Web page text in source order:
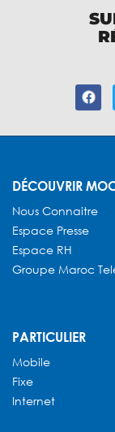
DÉCOUVRIR
Nous Connaitre
Espace Presse
Espace RH
Groupe Maroc
PARTICULIER
Mobile
Fixe
Internet